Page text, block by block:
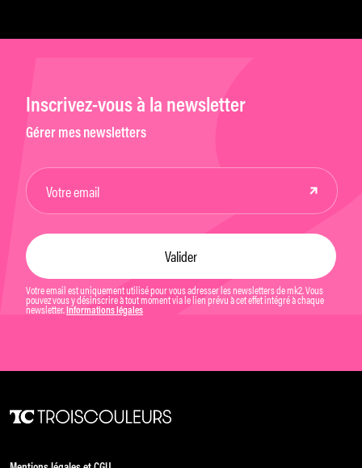
Inscrivez-vous à la newsletter
Gérer mes newsletters
Votre email est uniquement utilisé pour vous adresser les newsletters de mk2. Vous
pouvez vous y désinscrire à tout moment via le lien prévu à cet effet intégré à chaque
newsletter. Informations légales